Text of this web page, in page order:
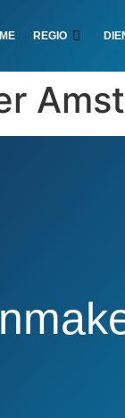
REGIO